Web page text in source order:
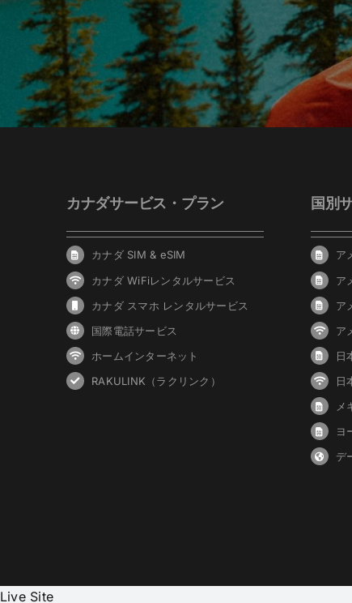
カナダサービス・プラン
カナダ SIM & eSIM
カナダ WiFiレンタルサービス
カナダ スマホ レンタルサービス
国際電話サービス
ホームインターネット
RAKULINK（ラクリンク）
国別
ア
ア
ア
ア
日
日
メ
ヨ
デ
Live Site